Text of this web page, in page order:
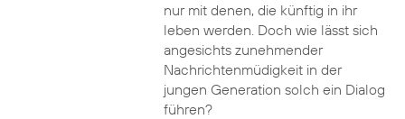
nur mit denen, die künftig in ihr
leben werden. Doch wie lässt sich
angesichts zunehmender
Nachrichtenmüdigkeit in der
jungen Generation solch ein Dialog
führen?